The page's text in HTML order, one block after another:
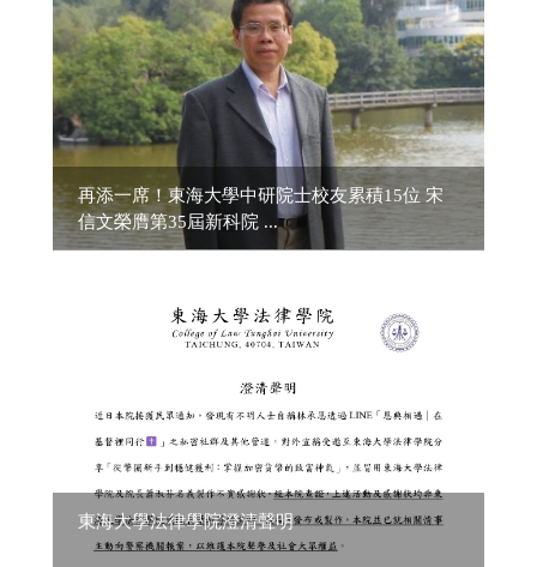
再添一席！東海大學中研院士校友累積15位 宋
信文榮膺第35屆新科院 ...
東海大學法律學院澄清聲明